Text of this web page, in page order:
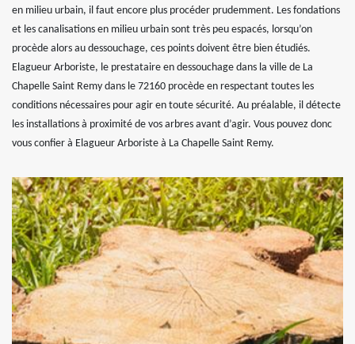
en milieu urbain, il faut encore plus procéder prudemment. Les fondations
et les canalisations en milieu urbain sont très peu espacés, lorsqu’on
procède alors au dessouchage, ces points doivent être bien étudiés.
Elagueur Arboriste, le prestataire en dessouchage dans la ville de La
Chapelle Saint Remy dans le 72160 procède en respectant toutes les
conditions nécessaires pour agir en toute sécurité. Au préalable, il détecte
les installations à proximité de vos arbres avant d’agir. Vous pouvez donc
vous confier à Elagueur Arboriste à La Chapelle Saint Remy.